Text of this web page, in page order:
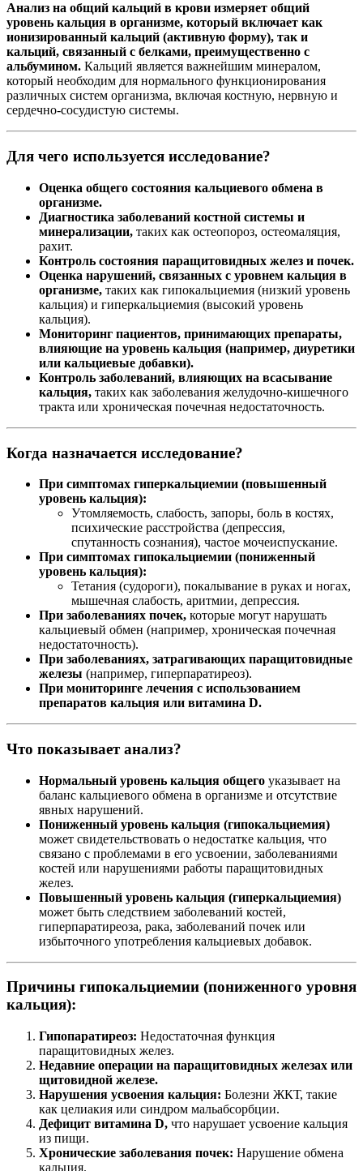
Анализ на общий кальций в крови измеряет общий
уровень кальция в организме, который включает как
ионизированный кальций (активную форму), так и
кальций, связанный с белками, преимущественно с
альбумином. Кальций является важнейшим минералом,
который необходим для нормального функционирования
различных систем организма, включая костную, нервную и
сердечно-сосудистую системы.
Для чего используется исследование?
Оценка общего состояния кальциевого обмена в
организме.
Диагностика заболеваний костной системы и
минерализации, таких как остеопороз, остеомаляция,
рахит.
Контроль состояния паращитовидных желез и почек.
Оценка нарушений, связанных с уровнем кальция в
организме, таких как гипокальциемия (низкий уровень
кальция) и гиперкальциемия (высокий уровень
кальция).
Мониторинг пациентов, принимающих препараты,
влияющие на уровень кальция (например, диуретики
или кальциевые добавки).
Контроль заболеваний, влияющих на всасывание
кальция, таких как заболевания желудочно-кишечного
тракта или хроническая почечная недостаточность.
Когда назначается исследование?
При симптомах гиперкальциемии (повышенный
уровень кальция):
Утомляемость, слабость, запоры, боль в костях,
психические расстройства (депрессия,
спутанность сознания), частое мочеиспускание.
При симптомах гипокальциемии (пониженный
уровень кальция):
Тетания (судороги), покалывание в руках и ногах,
мышечная слабость, аритмии, депрессия.
При заболеваниях почек, которые могут нарушать
кальциевый обмен (например, хроническая почечная
недостаточность).
При заболеваниях, затрагивающих паращитовидные
железы (например, гиперпаратиреоз).
При мониторинге лечения с использованием
препаратов кальция или витамина D.
Что показывает анализ?
Нормальный уровень кальция общего указывает на
баланс кальциевого обмена в организме и отсутствие
явных нарушений.
Пониженный уровень кальция (гипокальциемия)
может свидетельствовать о недостатке кальция, что
связано с проблемами в его усвоении, заболеваниями
костей или нарушениями работы паращитовидных
желез.
Повышенный уровень кальция (гиперкальциемия)
может быть следствием заболеваний костей,
гиперпаратиреоза, рака, заболеваний почек или
избыточного употребления кальциевых добавок.
Причины гипокальциемии (пониженного уровня
кальция):
Гипопаратиреоз: Недостаточная функция
паращитовидных желез.
Недавние операции на паращитовидных железах или
щитовидной железе.
Нарушения усвоения кальция: Болезни ЖКТ, такие
как целиакия или синдром мальабсорбции.
Дефицит витамина D, что нарушает усвоение кальция
из пищи.
Хронические заболевания почек: Нарушение обмена
кальция.